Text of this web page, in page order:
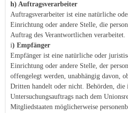
h) Auftragsverarbeiter
Auftragsverarbeiter ist eine natürliche
Einrichtung oder andere Stelle, die
Auftrag des Verantwortlichen verarbeitet.
i) Empfänger
Empfänger ist eine natürliche oder
Einrichtung oder andere Stelle, der
offengelegt werden, unabhängig davon,
Dritten handelt oder nicht. Behörden, die
Untersuchungsauftrags nach dem
Mitgliedstaaten möglicherweise